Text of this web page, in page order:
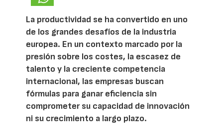
La productividad se ha convertido en uno
de los grandes desafíos de la industria
europea. En un contexto marcado por la
presión sobre los costes, la escasez de
talento y la creciente competencia
internacional, las empresas buscan
fórmulas para ganar eficiencia sin
comprometer su capacidad de innovación
ni su crecimiento a largo plazo.